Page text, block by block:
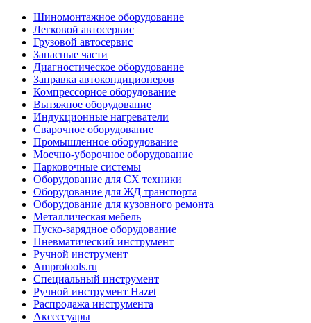
Шиномонтажное оборудование
Легковой автосервис
Грузовой автосервис
Запасные части
Диагностическое оборудование
Заправка автокондиционеров
Компрессорное оборудование
Вытяжное оборудование
Индукционные нагреватели
Сварочное оборудование
Промышленное оборудование
Моечно-уборочное оборудование
Парковочные системы
Оборудование для СХ техники
Оборудование для ЖД транспорта
Оборудование для кузовного ремонта
Металлическая мебель
Пуско-зарядное оборудование
Пневматический инструмент
Ручной инструмент
Amprotools.ru
Специальный инструмент
Ручной инструмент Hazet
Распродажа инструмента
Аксессуары